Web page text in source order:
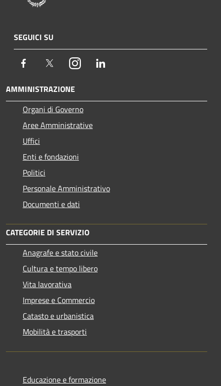
SEGUICI SU
Facebook TwitterInstagram
AMMINISTRAZIONE
Organi di Governo
Aree Amministrative
Uffici
Enti e fondazioni
Politici
Personale Amministrativo
Documenti e dati
CATEGORIE DI SERVIZIO
Anagrafe e stato civile
Cultura e tempo libero
Vita lavorativa
Imprese e Commercio
Catasto e urbanistica
Mobilità e trasporti
Educazione e formazione